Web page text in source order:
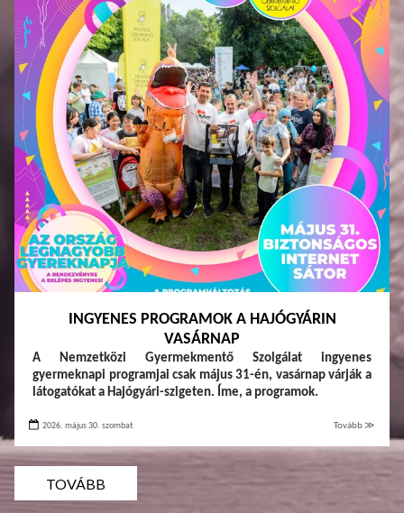
INGYENES PROGRAMOK A HAJÓGYÁRIN
VASÁRNAP
A Nemzetközi Gyermekmentő Szolgálat ingyenes
gyermeknapi programjai csak május 31-én, vasárnap várják a
látogatókat a Hajógyári-szigeten. Íme, a programok.
2026. május 30. szombat Tovább ≫
TOVÁBB